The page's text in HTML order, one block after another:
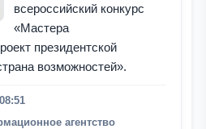
всероссийский конкурс
«Мастера
президентской
возможностей».
агентство